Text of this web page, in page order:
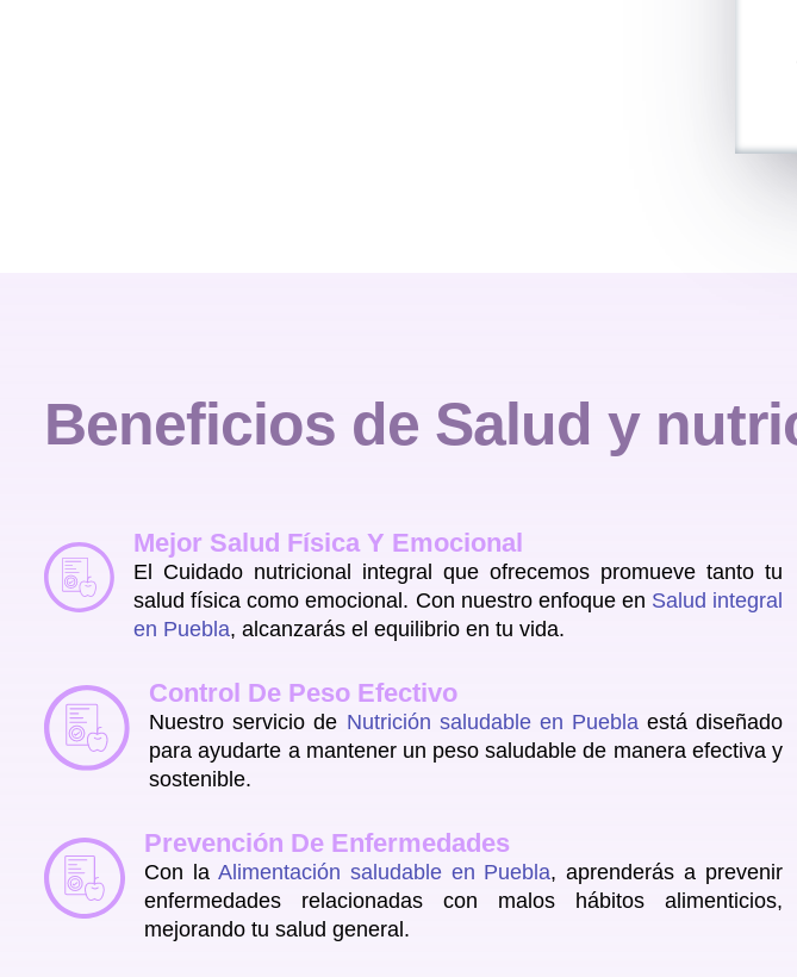
Beneficios de Salud y
Mejor Salud Física Y Emocional
El Cuidado nutricional integral que ofrecemos promueve tanto tu
salud física como emocional. Con nuestro enfoque en Salud integral
en Puebla, alcanzarás el equilibrio en tu vida.
Control De Peso Efectivo
Nuestro servicio de Nutrición saludable en Pueblaestá diseñado
para ayudarte a mantener un peso saludable de manera efectiva y
sostenible.
Prevención De Enfermedades
Con la Alimentación saludable en Puebla, aprenderás a prevenir
enfermedades relacionadas con malos hábitos alimenticios,
mejorando tu salud general.